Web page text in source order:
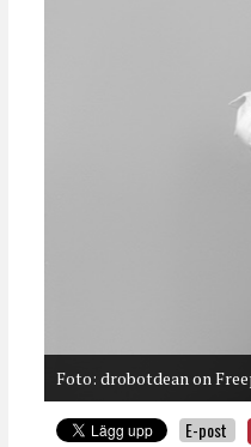
Foto: drobotdean on
E-post